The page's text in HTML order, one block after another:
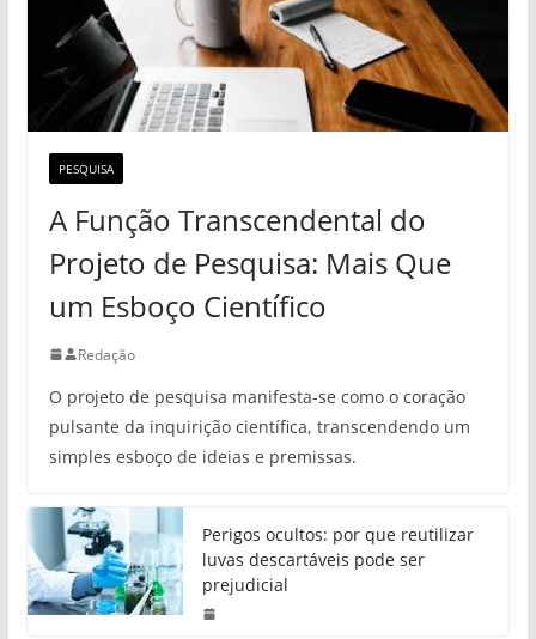
PESQUISA
A Função Transcendental do
Projeto de Pesquisa: Mais Que
um Esboço Científico
Redação
O projeto de pesquisa manifesta-se como o coração
pulsante da inquirição científica, transcendendo um
simples esboço de ideias e premissas.
Perigos ocultos: por que reutilizar
luvas descartáveis pode ser
prejudicial